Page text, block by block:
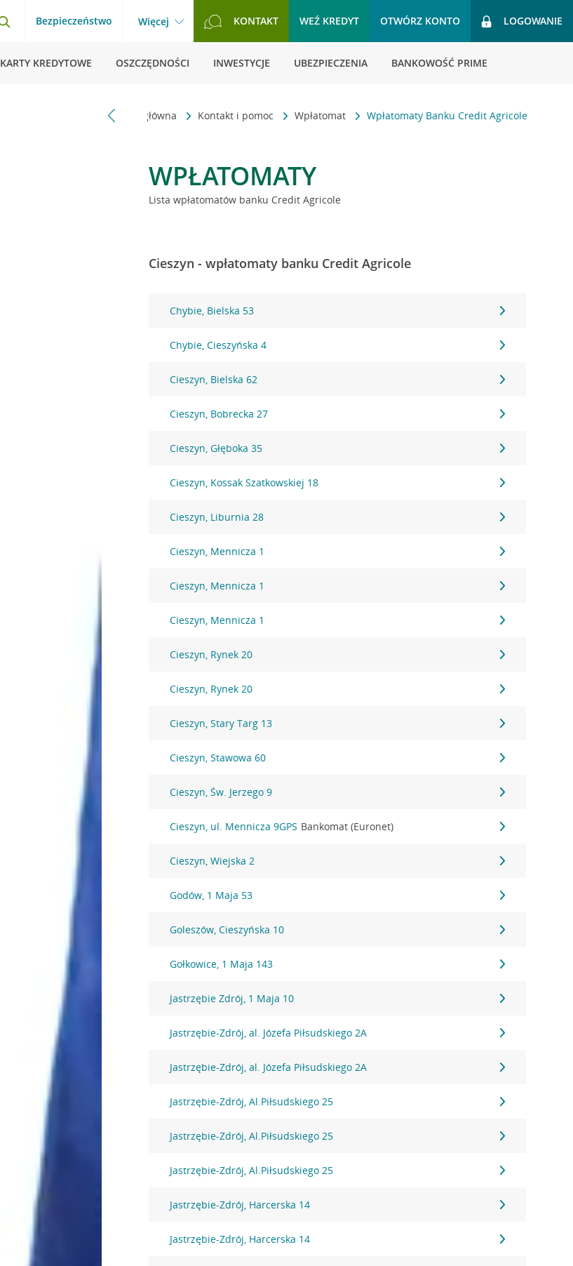
Bezpieczeństwo Więcej KONTAKT WEŹ KREDYT OTWÓRZ KONTO LOGOWANIE
KARTY KREDYTOWE OSZCZĘDNOŚCI INWESTYCJE UBEZPIECZENIA BANKOWOŚĆ PRIME
Strona główna Kontakt i pomoc Wpłatomat Wpłatomaty Banku Credit Agricole
WPŁATOMATY
Lista wpłatomatów banku Credit Agricole
Cieszyn - wpłatomaty banku Credit Agricole
Chybie, Bielska 53
Chybie, Cieszyńska 4
Cieszyn, Bielska 62
Cieszyn, Bobrecka 27
Cieszyn, Głęboka 35
Cieszyn, Kossak Szatkowskiej 18
Cieszyn, Liburnia 28
Cieszyn, Mennicza 1
Cieszyn, Mennicza 1
Cieszyn, Mennicza 1
Cieszyn, Rynek 20
Cieszyn, Rynek 20
Cieszyn, Stary Targ 13
Cieszyn, Stawowa 60
Cieszyn, Św. Jerzego 9
Cieszyn, ul. Mennicza 9GPS Bankomat (Euronet)
Cieszyn, Wiejska 2
Godów, 1 Maja 53
Goleszów, Cieszyńska 10
Gołkowice, 1 Maja 143
Jastrzębie Zdrój, 1 Maja 10
Jastrzębie-Zdrój, al. Józefa Piłsudskiego 2A
Jastrzębie-Zdrój, al. Józefa Piłsudskiego 2A
Jastrzębie-Zdrój, Al.Piłsudskiego 25
Jastrzębie-Zdrój, Al.Piłsudskiego 25
Jastrzębie-Zdrój, Al.Piłsudskiego 25
Jastrzębie-Zdrój, Harcerska 14
Jastrzębie-Zdrój, Harcerska 14